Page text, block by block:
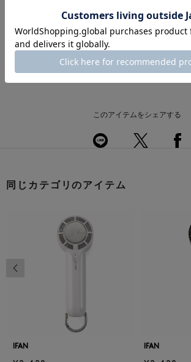
送料について
配送について
このアイテムをシェアする
同じカテゴリのアイテム
IFAN IFAN
前の画像